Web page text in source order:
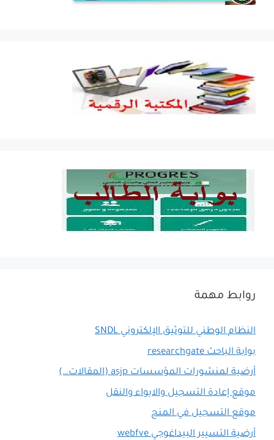
روابط مهمة
النظام الوطني للتوثيق الإلكتروني SNDL
بوابة الباحث researchgate
أرضية لمنشورات المؤسسات asjp (المقالات…)
موقع إعادة التسجيل والايواء والنقل
موقع التسجيل في المنح
أرضية التسيير البيداغوجي webfve